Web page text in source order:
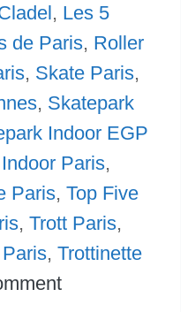
, Les 5
de Paris, Roller
, Skate Paris,
, Skatepark
Indoor EGP
Paris,
Paris, Top Five
, Trott Paris,
, Trottinette